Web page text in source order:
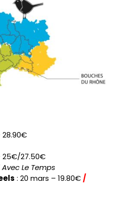
25€/27.50€
Le Temps
: 20 mars – 19.80€ /